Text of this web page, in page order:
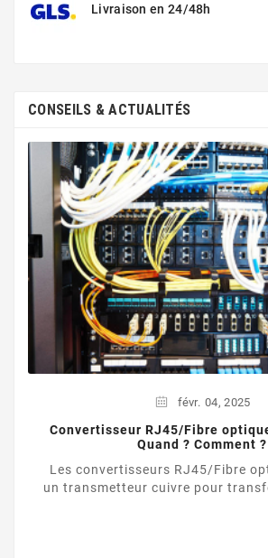
Livraison en 24/48h
CONSEILS & ACTUALITÉS
févr. 04, 2025
Convertisseur RJ45/Fibre
Quand ? Comment ?
Les convertisseurs RJ45/Fibre
un transmetteur cuivre pour